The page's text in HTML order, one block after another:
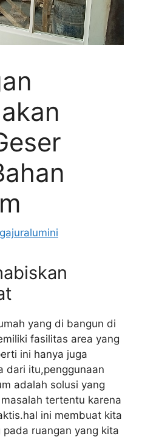
yang di bangun di
fasilitas area yang
ini hanya juga
dari itu,penggunaan
adalah solusi yang
tertentu karena
ini membuat kita
ruangan yang kita